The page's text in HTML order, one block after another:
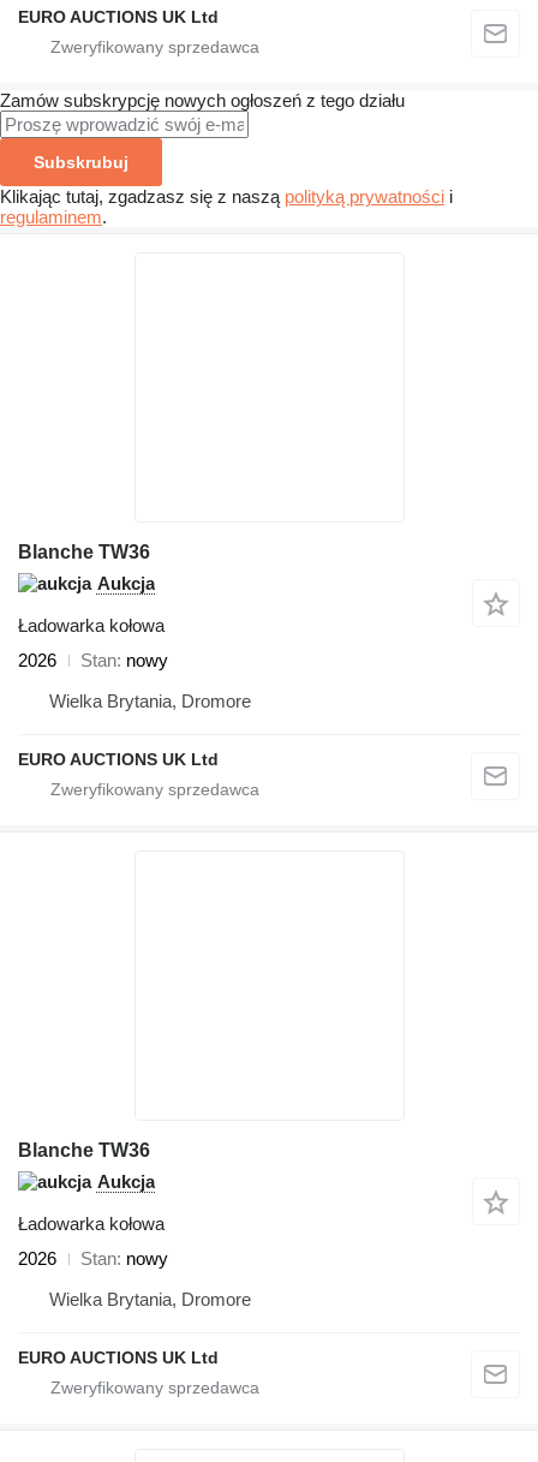
EURO AUCTIONS UK Ltd
Zamów subskrypcję nowych ogłoszeń z tego działu
Subskrubuj
Klikając tutaj, zgadzasz się z naszą polityką prywatności i
regulaminem.
Blanche TW36
Aukcja
Ładowarka kołowa
2026
Stan nowy
Wielka Brytania, Dromore
EURO AUCTIONS UK Ltd
Blanche TW36
Aukcja
Ładowarka kołowa
2026
Stan nowy
Wielka Brytania, Dromore
EURO AUCTIONS UK Ltd